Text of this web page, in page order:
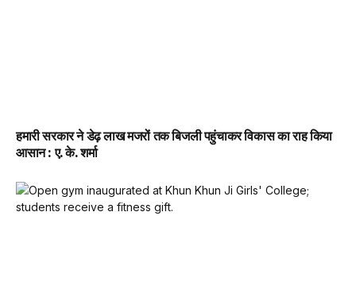
हमारी सरकार ने डेढ़ लाख मजरों तक बिजली पहुंचाकर विकास का राह किया
आसान : ए. के. शर्मा